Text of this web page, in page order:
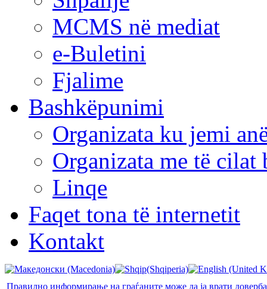
MCMS në mediat
e-Buletini
Fjalime
Bashkëpunimi
Organizata ku jemi
Organizata me të cilat
Linqe
Faqet tona të internetit
Kontakt
Правилно информирање на граѓаните може да ја врати